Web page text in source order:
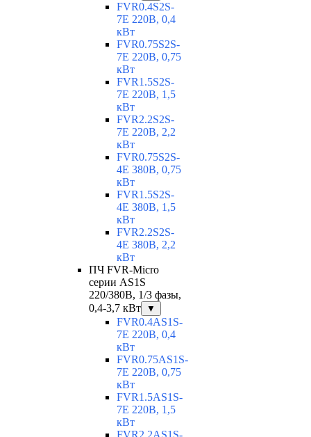
FVR0.4S2S-
7E 220В, 0,4
кВт
FVR0.75S2S-
7E 220В, 0,75
кВт
FVR1.5S2S-
7E 220В, 1,5
кВт
FVR2.2S2S-
7E 220В, 2,2
кВт
FVR0.75S2S-
4E 380В, 0,75
кВт
FVR1.5S2S-
4E 380В, 1,5
кВт
FVR2.2S2S-
4E 380В, 2,2
кВт
ПЧ FVR-Micro
серии AS1S
220/380В, 1/3 фазы,
0,4-3,7 кВт
▼
FVR0.4AS1S-
7E 220В, 0,4
кВт
FVR0.75AS1S-
7E 220В, 0,75
кВт
FVR1.5AS1S-
7E 220В, 1,5
кВт